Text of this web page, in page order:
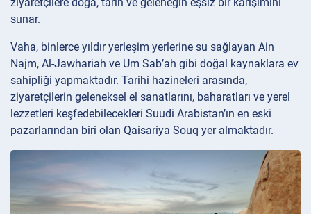
ziyaretçilere doğa, tarih ve geleneğin eşsiz bir karışımını
sunar.
Vaha, binlerce yıldır yerleşim yerlerine su sağlayan Ain
Najm, Al-Jawhariah ve Um Sab’ah gibi doğal kaynaklara ev
sahipliği yapmaktadır. Tarihi hazineleri arasında,
ziyaretçilerin geleneksel el sanatlarını, baharatları ve yerel
lezzetleri keşfedebilecekleri Suudi Arabistan’ın en eski
pazarlarından biri olan Qaisariya Souq yer almaktadır.